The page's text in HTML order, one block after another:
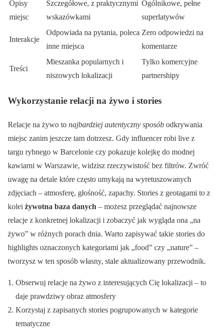
Opisy
miejsc
Szczegółowe, z praktycznymi
wskazówkami
Ogólnikowe, pełne
superlatywów
Interakcje
Odpowiada na pytania, poleca
inne miejsca
Zero odpowiedzi na
komentarze
Treści
Mieszanka popularnych i
niszowych lokalizacji
Tylko komercyjne
partnershipy
Wykorzystanie relacji na żywo i stories
Relacje na żywo to najbardziej autentyczny sposób odkrywania
miejsc zanim jeszcze tam dotrzesz. Gdy influencer robi live z
targu rybnego w Barcelonie czy pokazuje kolejkę do modnej
kawiarni w Warszawie, widzisz rzeczywistość bez filtrów. Zwróć
uwagę na detale które często umykają na wyretuszowanych
zdjęciach – atmosferę, głośność, zapachy. Stories z geotagami to z
kolei żywotna baza danych – możesz przeglądać najnowsze
relacje z konkretnej lokalizacji i zobaczyć jak wygląda ona „na
żywo” w różnych porach dnia. Warto zapisywać takie stories do
highlights oznaczonych kategoriami jak „food” czy „nature” –
tworzysz w ten sposób własny, stale aktualizowany przewodnik.
Obserwuj relacje na żywo z interesujących Cię lokalizacji – to
daje prawdziwy obraz atmosfery
Korzystaj z zapisanych stories pogrupowanych w kategorie
tematyczne